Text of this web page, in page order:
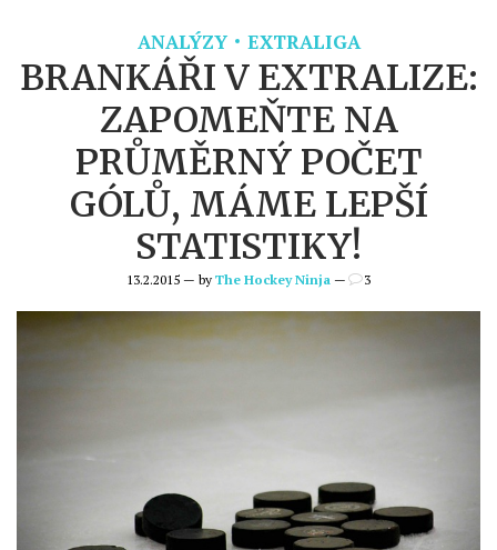
ANALÝZY EXTRALIGA
BRANKÁŘI V EXTRALIZE:
ZAPOMEŇTE NA
PRŮMĚRNÝ POČET
GÓLŮ, MÁME LEPŠÍ
STATISTIKY!
13.2.2015 — by The Hockey Ninja — 3